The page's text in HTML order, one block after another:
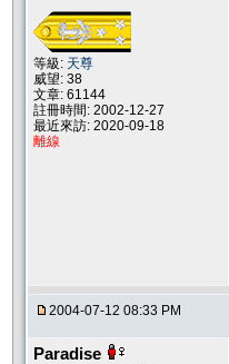
等級: 天尊
威望: 38
文章: 61144
註冊時間: 2002-12-27
最近來訪: 2020-09-18
離線
2004-07-12 08:33 PM
Paradise